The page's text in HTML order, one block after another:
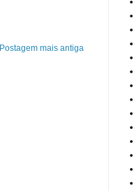
Postagem mais antiga